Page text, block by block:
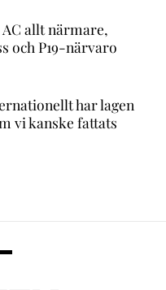
allt närmare,
och P19-närvaro
har lagen
vi kanske fattats